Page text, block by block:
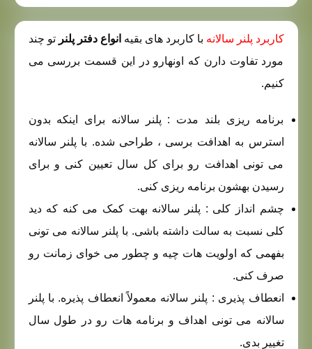
کاربرد پلنر سالانه با کاربرد های بقیه انواع دفتر پلنر تو چند
مورد تفاوت دارن که اونهارو در این قسمت بررسی می
کنیم.
برنامه ریزی بلند مدت : پلنر سالانه برای اینکه بدون
استرس به اهدافت برسی ، طراحی شده. با پلنر سالانه
می تونی اهدافت رو برای کل سال تعیین کنی و برای
رسیدن بهشون برنامه ریزی کنی.
چشم انداز کلی : پلنر سالانه بهت کمک می کنه که دید
کلی نسبت به سالت داشته باشی. با پلنر سالانه می تونی
بفهمی که اولویت هات چیه و چطور می خوای زمانت رو
صرف کنی.
انعطاف پذیری : پلنر سالانه معمولاً انعطاف پذیره. با پلنر
سالانه می تونی اهداف و برنامه هات رو در طول سال
تغییر بدی.